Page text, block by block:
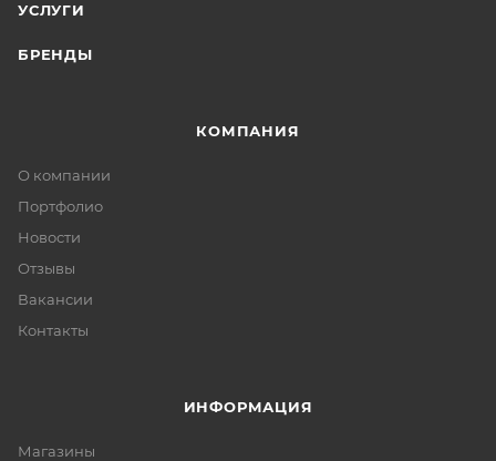
УСЛУГИ
БРЕНДЫ
КОМПАНИЯ
О компании
Портфолио
Новости
Отзывы
Вакансии
Контакты
ИНФОРМАЦИЯ
Магазины